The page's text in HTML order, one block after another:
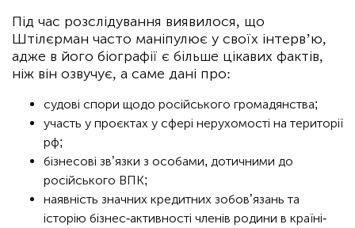
Під час розслідування виявилося, що
Штілєрман часто маніпулює у своїх інтерв’ю,
адже в його біографії є більше цікавих фактів,
ніж він озвучує, а саме дані про:
судові спори щодо російського громадянства;
участь у проєктах у сфері нерухомості на території
рф;
бізнесові зв’язки з особами, дотичними до
російського ВПК;
наявність значних кредитних зобов’язань та
історію бізнес-активності членів родини в країні-